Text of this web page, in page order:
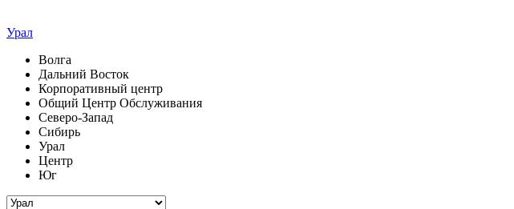
Урал
Волга
Дальний Восток
Корпоративный центр
Общий Центр Обслуживания
Северо-Запад
Сибирь
Урал
Центр
Юг